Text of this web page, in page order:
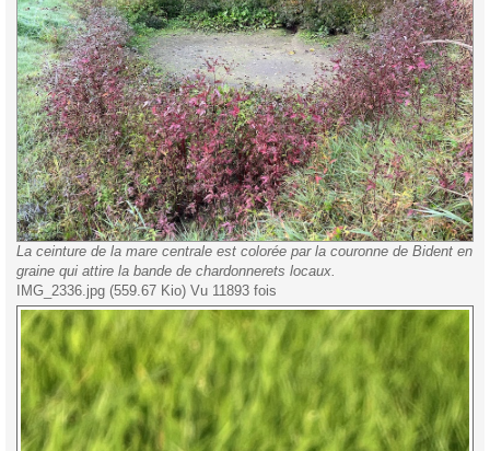
La ceinture de la mare centrale est colorée par la couronne de Bident en
graine qui attire la bande de chardonnerets locaux.
IMG_2336.jpg (559.67 Kio) Vu 11893 fois